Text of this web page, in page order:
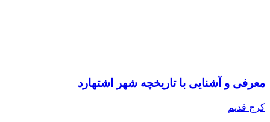
معرفی و آشنایی با تاریخچه شهر اشتهارد
کرج قدیم